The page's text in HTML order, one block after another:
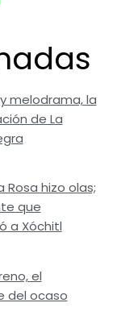
melodrama, la
de La
Rosa hizo olas;
que
a Xóchitl
el
del ocaso